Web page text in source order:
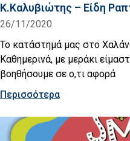
Κ.Καλυβιώτης – Είδη
26/11/2020
Το κατάστημά μας στο
Καθημερινά, με μεράκι
βοηθήσουμε σε ο,τι αφορά
Περισσότερα